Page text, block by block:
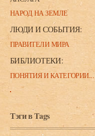
НАРОД НА ЗЕМЛЕ
ЛЮДИ И СОБЫТИЯ:
ПРАВИТЕЛИ МИРА
БИБЛИОТЕКИ:
ПОНЯТИЯ И КАТЕГОРИИ...
Тэги в Tags